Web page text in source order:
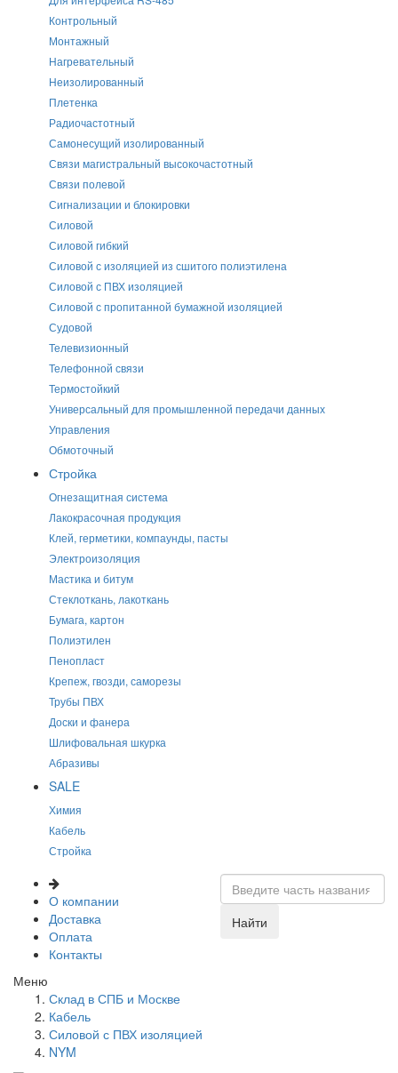
Контрольный
Монтажный
Нагревательный
Неизолированный
Плетенка
Радиочастотный
Самонесущий изолированный
Связи магистральный высокочастотный
Связи полевой
Сигнализации и блокировки
Силовой
Силовой гибкий
Силовой с изоляцией из сшитого полиэтилена
Силовой с ПВХ изоляцией
Силовой с пропитанной бумажной изоляцией
Судовой
Телевизионный
Телефонной связи
Термостойкий
Универсальный для промышленной передачи данных
Управления
Обмоточный
Стройка
Огнезащитная система
Лакокрасочная продукция
Клей, герметики, компаунды, пасты
Электроизоляция
Мастика и битум
Стеклоткань, лакоткань
Бумага, картон
Полиэтилен
Пенопласт
Крепеж, гвозди, саморезы
Трубы ПВХ
Доски и фанера
Шлифовальная шкурка
Абразивы
SALE
Химия
Кабель
Стройка
О компании
Доставка
Оплата
Контакты
Найти
Меню
Склад в СПБ и Москве
Кабель
Силовой с ПВХ изоляцией
NYM